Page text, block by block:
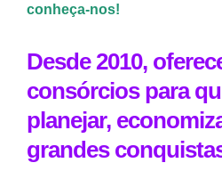
conheça-nos!
Desde 2010,
consórcios para
planejar,
grandes